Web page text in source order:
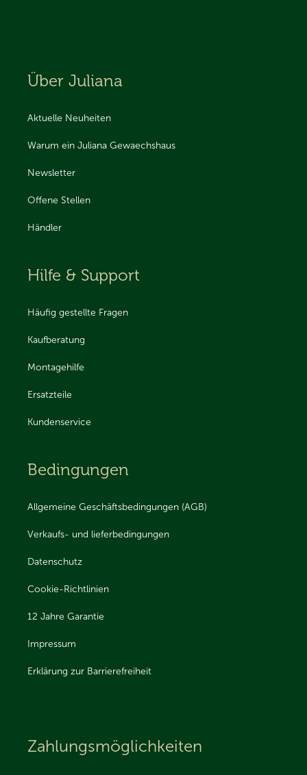
Über Juliana
Aktuelle Neuheiten
Warum ein Juliana Gewaechshaus
Newsletter
Offene Stellen
Händler
Hilfe & Support
Häufig gestellte Fragen
Kaufberatung
Montagehilfe
Ersatzteile
Kundenservice
Bedingungen
Allgemeine Geschäftsbedingungen (AGB)
Verkaufs- und lieferbedingungen
Datenschutz
Cookie-Richtlinien
12 Jahre Garantie
Impressum
Erklärung zur Barrierefreiheit
Zahlungsmöglichkeiten